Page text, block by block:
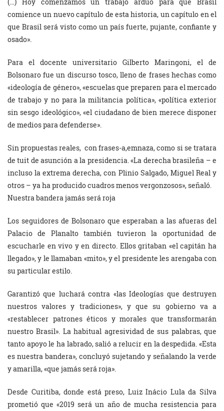
comience un nuevo capítulo de esta historia, un capítulo en el
que Brasil será visto como un país fuerte, pujante, confiante y
osado».
Para el docente universitario Gilberto Maringoni, el de
Bolsonaro fue un discurso tosco, lleno de frases hechas como
«ideología de género», «escuelas que preparen para el mercado
de trabajo y no para la militancia política», «política exterior
sin sesgo ideológico», «el ciudadano de bien merece disponer
de medios para defenderse».
Sin propuestas reales, con frases-a,emnaza, como si se tratara
de tuit de asunción a la presidencia. «La derecha brasileña – e
incluso la extrema derecha, con Plinio Salgado, Miguel Real y
otros – ya ha producido cuadros menos vergonzosos», señaló.
Nuestra bandera jamás será roja
Los seguidores de Bolsonaro que esperaban a las afueras del
Palacio de Planalto también tuvieron la oportunidad de
escucharle en vivo y en directo. Ellos gritaban «el capitán ha
llegado», y le llamaban «mito», y el presidente les arengaba con
su particular estilo.
Garantizó que luchará contra «las Ideologías que destruyen
nuestros valores y tradiciones», y que su gobierno va a
«restablecer patrones éticos y morales que transformarán
nuestro Brasil». La habitual agresividad de sus palabras, que
tanto apoyo le ha labrado, salió a relucir en la despedida. «Esta
es nuestra bandera», concluyó sujetando y señalando la verde
y amarilla, «que jamás será roja».
Desde Curitiba, donde está preso, Luiz Inácio Lula da Silva
prometió que «2019 será un año de mucha resistencia para